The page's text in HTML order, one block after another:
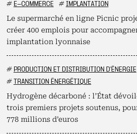
# E-COMMERCE # IMPLANTATION
Le supermarché en ligne Picnic
créer 400 emplois pour
implantation lyonnaise
# PRODUCTION ET DISTRIBUTION D'ÉNERGIE
# TRANSITION ÉNERGÉTIQUE
Hydrogène décarboné : l’État
trois premiers projets soutenus,
778 millions d’euros